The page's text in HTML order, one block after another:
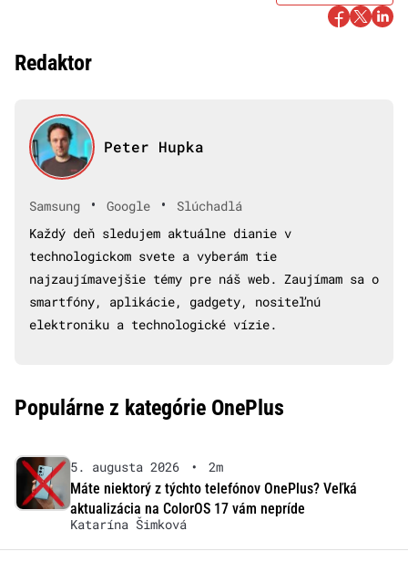
Redaktor
Peter Hupka
Samsung • Google •
Slúchadlá
Každý deň sledujem aktuálne dianie v
technologickom svete a vyberám tie
najzaujímavejšie témy pre náš web. Zaujímam sa o
smartfóny, aplikácie, gadgety, nositeľnú
elektroniku a technologické vízie.
Populárne z kategórie OnePlus
5. augusta 2026 •
2m
Máte niektorý z týchto telefónov OnePlus? Veľká
aktualizácia na ColorOS 17 vám nepríde
Katarína Šimková